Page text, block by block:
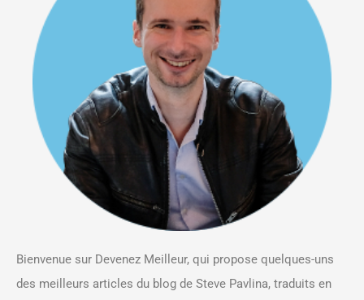
Bienvenue sur Devenez Meilleur, qui propose quelques-uns
des meilleurs articles du blog de Steve Pavlina, traduits en